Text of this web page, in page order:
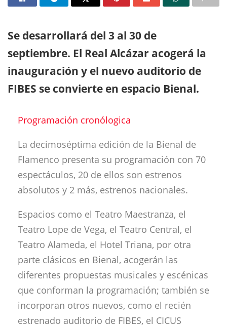
Se desarrollará del 3 al 30 de
septiembre. El Real Alcázar acogerá la
inauguración y el nuevo auditorio de
FIBES se convierte en espacio Bienal.
Programación cronólogica
La decimoséptima edición de la Bienal de
Flamenco presenta su programación con 70
espectáculos, 20 de ellos son estrenos
absolutos y 2 más, estrenos nacionales.
Espacios como el Teatro Maestranza, el
Teatro Lope de Vega, el Teatro Central, el
Teatro Alameda, el Hotel Triana, por otra
parte clásicos en Bienal, acogerán las
diferentes propuestas musicales y escénicas
que conforman la programación; también se
incorporan otros nuevos, como el recién
estrenado auditorio de FIBES, el CICUS